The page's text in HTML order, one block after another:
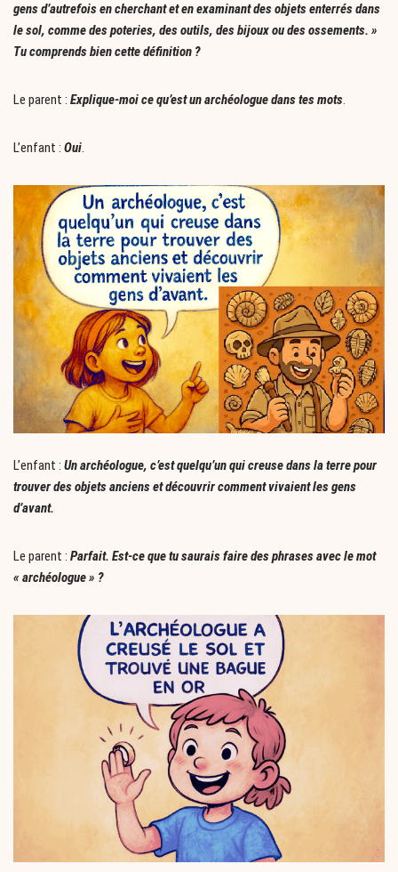
gens d’autrefois en cherchant et en examinant des objets enterrés dans
le sol, comme des poteries, des outils, des bijoux ou des ossements. »
Tu comprends bien cette définition ?
Le parent : Explique-moi ce qu’est un archéologue dans tes mots.
L’enfant : Oui.
L’enfant : Un archéologue, c’est quelqu’un qui creuse dans la terre pour
trouver des objets anciens et découvrir comment vivaient les gens
d’avant.
Le parent : Parfait. Est-ce que tu saurais faire des phrases avec le mot
« archéologue » ?